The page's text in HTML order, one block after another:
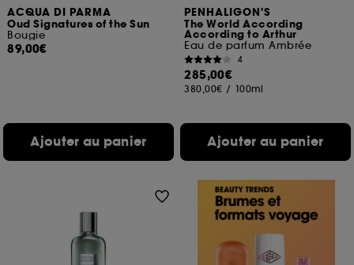
ACQUA DI PARMA
Oud Signatures of the Sun
Bougie
89,00€
Ajouter au panier
PENHALIGON'S
The World According
According to Arthur
Eau de parfum Ambrée
4
285,00€
380,00€ / 100ml
Ajouter au panier